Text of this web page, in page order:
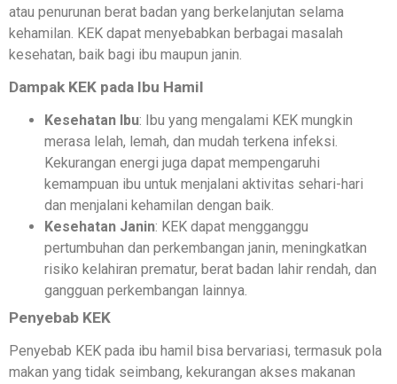
atau penurunan berat badan yang berkelanjutan selama
kehamilan. KEK dapat menyebabkan berbagai masalah
kesehatan, baik bagi ibu maupun janin.
Dampak KEK pada Ibu Hamil
Kesehatan Ibu: Ibu yang mengalami KEK mungkin
merasa lelah, lemah, dan mudah terkena infeksi.
Kekurangan energi juga dapat mempengaruhi
kemampuan ibu untuk menjalani aktivitas sehari-hari
dan menjalani kehamilan dengan baik.
Kesehatan Janin: KEK dapat mengganggu
pertumbuhan dan perkembangan janin, meningkatkan
risiko kelahiran prematur, berat badan lahir rendah, dan
gangguan perkembangan lainnya.
Penyebab KEK
Penyebab KEK pada ibu hamil bisa bervariasi, termasuk pola
makan yang tidak seimbang, kekurangan akses makanan